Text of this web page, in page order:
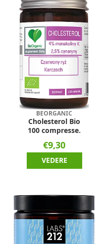
BEORGANIC
Cholesterol Bio
100 compresse.
€9,30
VEDERE